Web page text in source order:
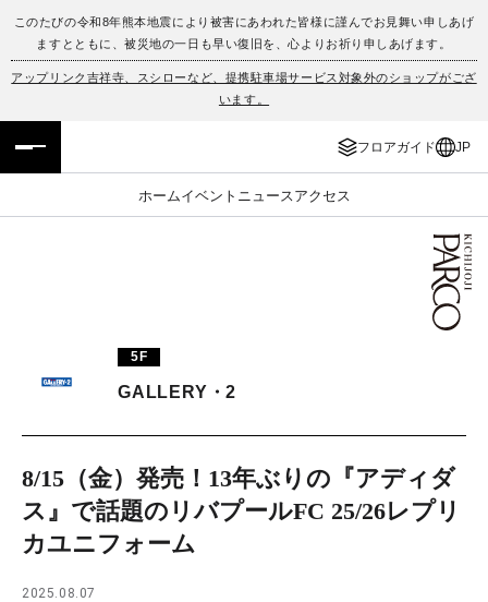
このたびの令和8年熊本地震により被害にあわれた皆様に謹んでお見舞い申しあげ
ますとともに、被災地の一日も早い復旧を、心よりお祈り申しあげます。
アップリンク吉祥寺、スシローなど、提携駐車場サービス対象外のショップがござ
います。
フロアガイド JP
ホームイベント ニュース アクセス
フロアガイド
イベント・ポップアップ
ニュース
PARCOメンバーズ
ENGLISH
簡体字
한국어
5F
GALLERY・2
8/15（金）発売！13年ぶりの『アディダ
ス』で話題のリバプールFC 25/26レプリ
カユニフォーム
2025.08.07